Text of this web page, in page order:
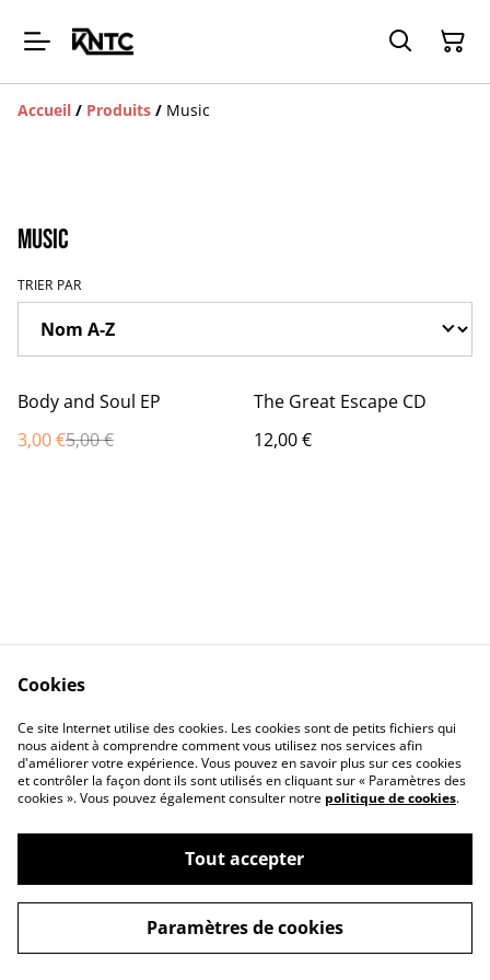
Accueil / Produits / Music
Music
TRIER PAR
%
Body and Soul EP
3,00 €5,00 €
The Great Escape CD
12,00 €
Contact Us
Legal Terms
Privacy Policy
Cookie Policy
©2026KNTC
powered by
Cookies
Ce site Internet utilise des cookies. Les cookies sont de petits fichiers qui
nous aident à comprendre comment vous utilisez nos services afin
d'améliorer votre expérience. Vous pouvez en savoir plus sur ces cookies
et contrôler la façon dont ils sont utilisés en cliquant sur « Paramètres des
cookies ». Vous pouvez également consulter notre politique de cookies.
Tout accepter
Paramètres de cookies